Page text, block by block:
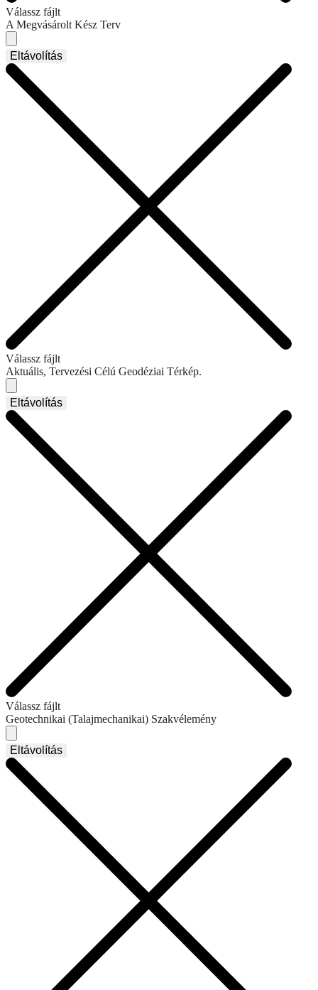
Válassz fájlt
A Megvásárolt Kész Terv
Eltávolítás
Válassz fájlt
Aktuális, Tervezési Célú Geodéziai Térkép.
Eltávolítás
Válassz fájlt
Geotechnikai (Talajmechanikai) Szakvélemény
Eltávolítás